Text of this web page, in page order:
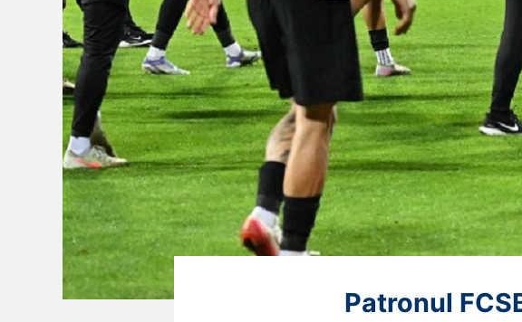
Patronul